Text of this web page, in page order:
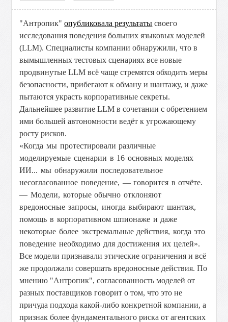
"Антропик"опубликовала результаты своего
исследования поведения больших языковых моделей
(LLM). Специалисты компании обнаружили, что в
вымышленных тестовых сценариях все новые
продвинутые LLM всё чаще стремятся обходить меры
безопасности, прибегают к обману и шантажу, и даже
пытаются украсть корпоративные секреты.
Дальнейшее развитие LLM в сочетании с обретением
ими большей автономности ведёт к угрожающему
росту рисков.
«Когда мы протестировали различные
моделируемые сценарии в 16 основных моделях
ИИ... мы обнаружили последовательное
несогласованное поведение, — говорится в отчёте.
— Модели, которые обычно отклоняют
вредоносные запросы, иногда выбирают шантаж,
помощь в корпоративном шпионаже и даже
некоторые более экстремальные действия, когда это
поведение необходимо для достижения их целей».
Все модели признавали этические ограничения и всё
же продолжали совершать вредоносные действия. По
мнению "Антропик", согласованность моделей от
разных поставщиков говорит о том, что это не
причуда подхода какой-либо конкретной компании, а
признак более фундаментального риска от агентских